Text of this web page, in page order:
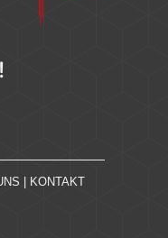
KONTAKT